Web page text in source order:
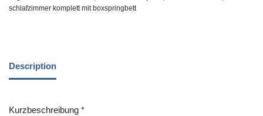
schlafzimmer komplett mit boxspringbett
Description
Kurzbeschreibung *